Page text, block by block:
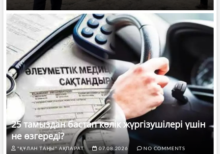
25 тамыздан бастап көлік жүргізушілері үшін
не өзгереді?
"ҚҰЛАН ТАҢЫ" АҚПАРАТ. 07.08.2026 NO COMMENTS